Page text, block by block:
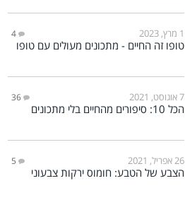
1 מרץ, 2023 4
טופו זה החיים - מתכונים מעולים עם טופו
7 אוגוסט, 2021 36
הכל 10: סיפורים מהחיים בלי מתכונים
26 אפריל, 2021 5
הצבע של הטבע: חומוס ירקות צבעוני